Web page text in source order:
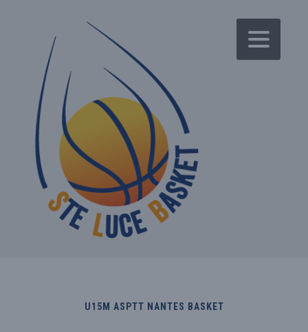
U15M ASPTT NANTES BASKET